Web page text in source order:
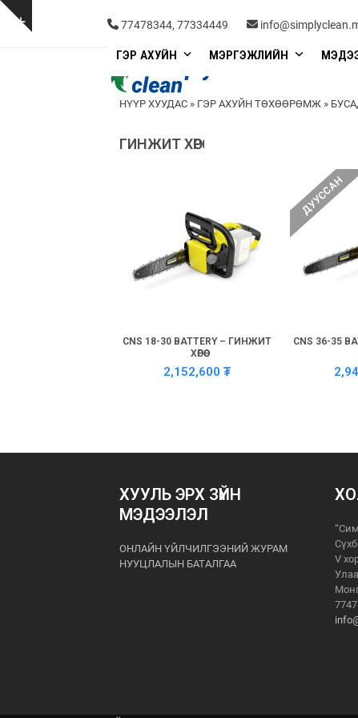
Skip
Show
77478344, 77334449
ГЭР АХУЙН МЭРГЭЖЛИЙН
НҮҮР ХУУДАС » ГЭР АХУЙН ТӨХӨӨРӨМЖ »
ГИНЖИТ ХӨРӨӨ
CNS 18-30 BATTERY – ГИНЖИТ
ХӨРӨӨ
2,152,600 ₮
ДУУССАН
CNS 36-35
ХУУЛЬ ЭРХ ЗҮЙН
МЭДЭЭЛЭЛ
ОНЛАЙН ҮЙЛЧИЛГЭЭНИЙ ЖУРАМ
НУУЦЛАЛЫН БАТАЛГАА
V